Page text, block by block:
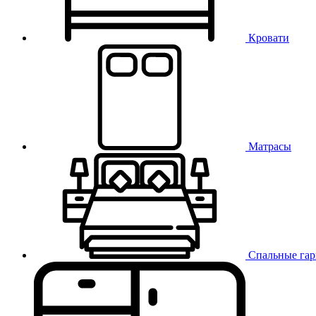
Кровати
Матрасы
Спальные